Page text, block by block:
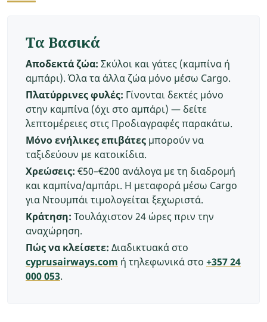
Τα Βασικά
Αποδεκτά ζώα: Σκύλοι και γάτες (καμπίνα ή
αμπάρι). Όλα τα άλλα ζώα μόνο μέσω Cargo.
Πλατύρρινες φυλές: Γίνονται δεκτές μόνο
στην καμπίνα (όχι στο αμπάρι) — δείτε
λεπτομέρειες στις Προδιαγραφές παρακάτω.
Μόνο ενήλικες επιβάτες μπορούν να
ταξιδεύουν με κατοικίδια.
Χρεώσεις: €50–€200 ανάλογα με τη διαδρομή
και καμπίνα/αμπάρι. Η μεταφορά μέσω Cargo
για Ντουμπάι τιμολογείται ξεχωριστά.
Κράτηση: Τουλάχιστον 24 ώρες πριν την
αναχώρηση.
Πώς να κλείσετε: Διαδικτυακά στο
cyprusairways.com ή τηλεφωνικά στο +357 24
000 053.